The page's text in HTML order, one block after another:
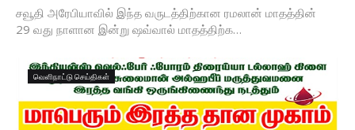
சவூதி அரேபியாவில் இந்த வருடத்திற்கான ரமலான் மாதத்தின்
29 வது நாளான இன்று ஷவ்வால் மாதத்திற்க…
வெளிநாட்டு செய்திகள்